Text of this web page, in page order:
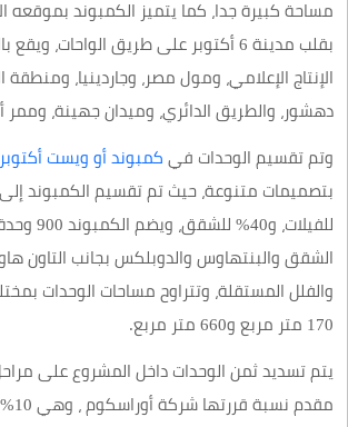
مساحة كبيرة جدا، كما يتميز الكمبوند بموقعه
بقلب مدينة 6 أكتوبر على طريق الواحات،
الإنتاج الإعلامي، ومول مصر، وجاردينيا،
دهشور، والطريق الدائري، وميدان جهينة، وممر
وتم تقسيم الوحدات في كمبوند أو ويست أكتوبر
للفيلات،
الشقق والبنتهاوس والدوبلكس بجانب التاون
والفلل المستقلة، وتتراوح مساحات الوحدات
170 متر مربع و660 متر مربع.
يتم تسديد ثمن الوحدات داخل المشروع على